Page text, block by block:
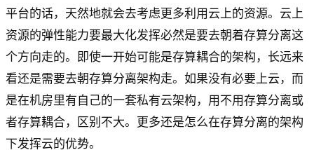
平台的话，天然地就会去考虑更多利用云上的资源。云上
资源的弹性能力要最大化发挥必然是要去朝着存算分离这
个方向走的。即使一开始可能是存算耦合的架构，长远来
看还是需要去朝存算分离架构走。如果没有必要上云，而
是在机房里有自己的一套私有云架构，用不用存算分离或
者存算耦合，区别不大。更多还是怎么在存算分离的架构
下发挥云的优势。